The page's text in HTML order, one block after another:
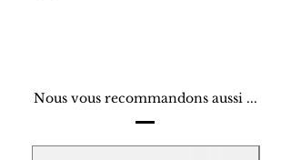
Nous vous recommandons aussi ...